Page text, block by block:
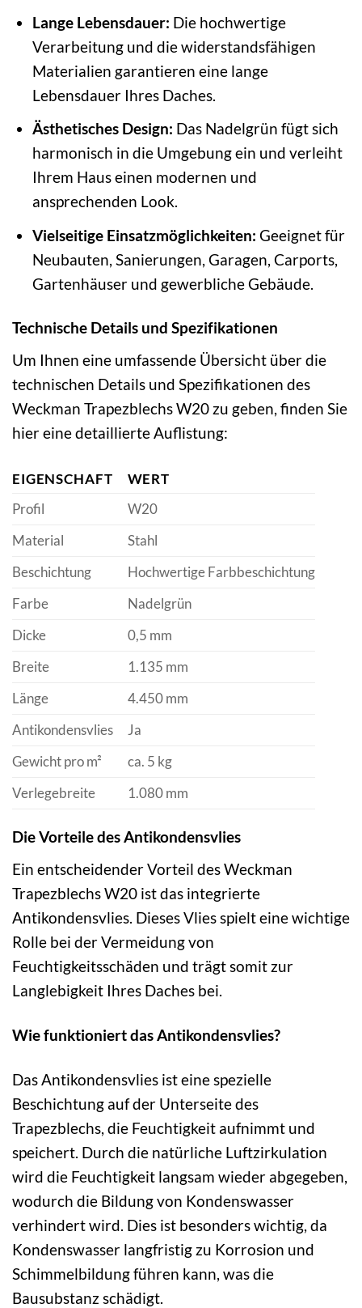
Lange Lebensdauer: Die hochwertige
Verarbeitung und die widerstandsfähigen
Materialien garantieren eine lange
Lebensdauer Ihres Daches.
Ästhetisches Design: Das Nadelgrün fügt sich
harmonisch in die Umgebung ein und verleiht
Ihrem Haus einen modernen und
ansprechenden Look.
Vielseitige Einsatzmöglichkeiten: Geeignet für
Neubauten, Sanierungen, Garagen, Carports,
Gartenhäuser und gewerbliche Gebäude.
Technische Details und Spezifikationen
Um Ihnen eine umfassende Übersicht über die
technischen Details und Spezifikationen des
Weckman Trapezblechs W20 zu geben, finden Sie
hier eine detaillierte Auflistung:
EIGENSCHAFT
WERT
Profil
W20
Material
Stahl
Beschichtung
Hochwertige Farbbeschichtung
Farbe
Nadelgrün
Dicke
0,5 mm
Breite
1.135 mm
Länge
4.450 mm
Antikondensvlies
Ja
Gewicht pro m²
ca. 5 kg
Verlegebreite
1.080 mm
Die Vorteile des Antikondensvlies
Ein entscheidender Vorteil des Weckman
Trapezblechs W20 ist das integrierte
Antikondensvlies. Dieses Vlies spielt eine wichtige
Rolle bei der Vermeidung von
Feuchtigkeitsschäden und trägt somit zur
Langlebigkeit Ihres Daches bei.
Wie funktioniert das Antikondensvlies?
Das Antikondensvlies ist eine spezielle
Beschichtung auf der Unterseite des
Trapezblechs, die Feuchtigkeit aufnimmt und
speichert. Durch die natürliche Luftzirkulation
wird die Feuchtigkeit langsam wieder abgegeben,
wodurch die Bildung von Kondenswasser
verhindert wird. Dies ist besonders wichtig, da
Kondenswasser langfristig zu Korrosion und
Schimmelbildung führen kann, was die
Bausubstanz schädigt.